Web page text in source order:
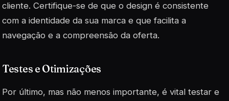
cliente. Certifique-se de que o design é consistente
com a identidade da sua marca e que facilita a
navegação e a compreensão da oferta.
Testes e Otimizações
Por último, mas não menos importante, é vital testar e